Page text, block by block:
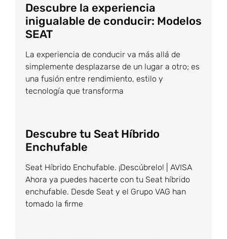
Descubre la experiencia
inigualable de conducir: Modelos
SEAT
La experiencia de conducir va más allá de
simplemente desplazarse de un lugar a otro; es
una fusión entre rendimiento, estilo y
tecnología que transforma
Descubre tu Seat Híbrido
Enchufable
Seat Híbrido Enchufable. ¡Descúbrelo! | AVISA
Ahora ya puedes hacerte con tu Seat híbrido
enchufable. Desde Seat y el Grupo VAG han
tomado la firme